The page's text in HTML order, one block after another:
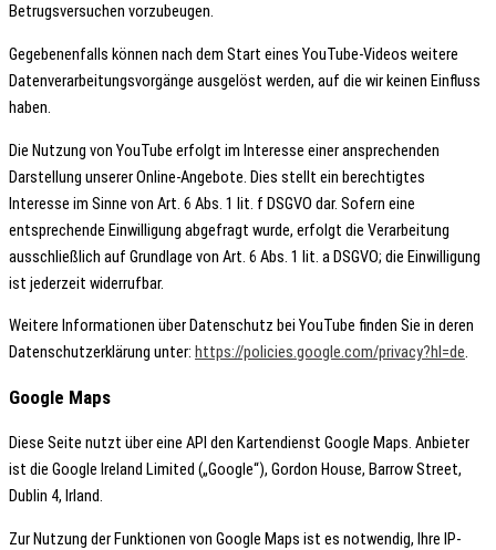
Betrugsversuchen vorzubeugen.
Gegebenenfalls können nach dem Start eines YouTube-Videos weitere
Datenverarbeitungsvorgänge ausgelöst werden, auf die wir keinen Einfluss
haben.
Die Nutzung von YouTube erfolgt im Interesse einer ansprechenden
Darstellung unserer Online-Angebote. Dies stellt ein berechtigtes
Interesse im Sinne von Art. 6 Abs. 1 lit. f DSGVO dar. Sofern eine
entsprechende Einwilligung abgefragt wurde, erfolgt die Verarbeitung
ausschließlich auf Grundlage von Art. 6 Abs. 1 lit. a DSGVO; die Einwilligung
ist jederzeit widerrufbar.
Weitere Informationen über Datenschutz bei YouTube finden Sie in deren
Datenschutzerklärung unter: https://policies.google.com/privacy?hl=de.
Google Maps
Diese Seite nutzt über eine API den Kartendienst Google Maps. Anbieter
ist die Google Ireland Limited („Google“), Gordon House, Barrow Street,
Dublin 4, Irland.
Zur Nutzung der Funktionen von Google Maps ist es notwendig, Ihre IP-